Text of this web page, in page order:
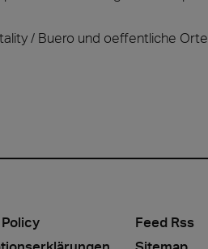
Buero und oeffentliche Orte
Feed Rss